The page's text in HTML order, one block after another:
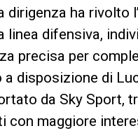
dirigenza ha rivolto
linea difensiva,
precisa per
a disposizione di
da Sky Sport,
con maggiore